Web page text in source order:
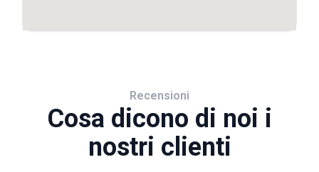
Recensioni
Cosa dicono di noi i
nostri clienti